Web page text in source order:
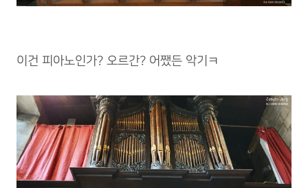
이건 피아노인가? 오르간? 어쨌든 악기ㅋ